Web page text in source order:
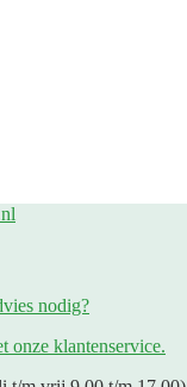
nodig?
onze klantenservice.